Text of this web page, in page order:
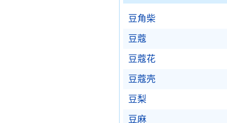
豆角柴
豆蔻
豆蔻花
豆蔻壳
豆梨
豆麻